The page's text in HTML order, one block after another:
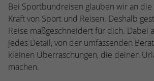
Bei Sportbundreisen glauben wir an
Kraft von Sport und Reisen. Deshalb
Reise maßgeschneidert für dich. Dabei
jedes Detail, von der umfassenden
kleinen Überraschungen, die deinen
machen.
Name cookie_optin
Anbieter TYPO3
Laufzeit 1 Jahr
Zweck
Cookie-
Statistiken
Diese Gruppe beinhaltet alle Skripte für
zugehörige Cookies. Es hilft uns die
verbessern.